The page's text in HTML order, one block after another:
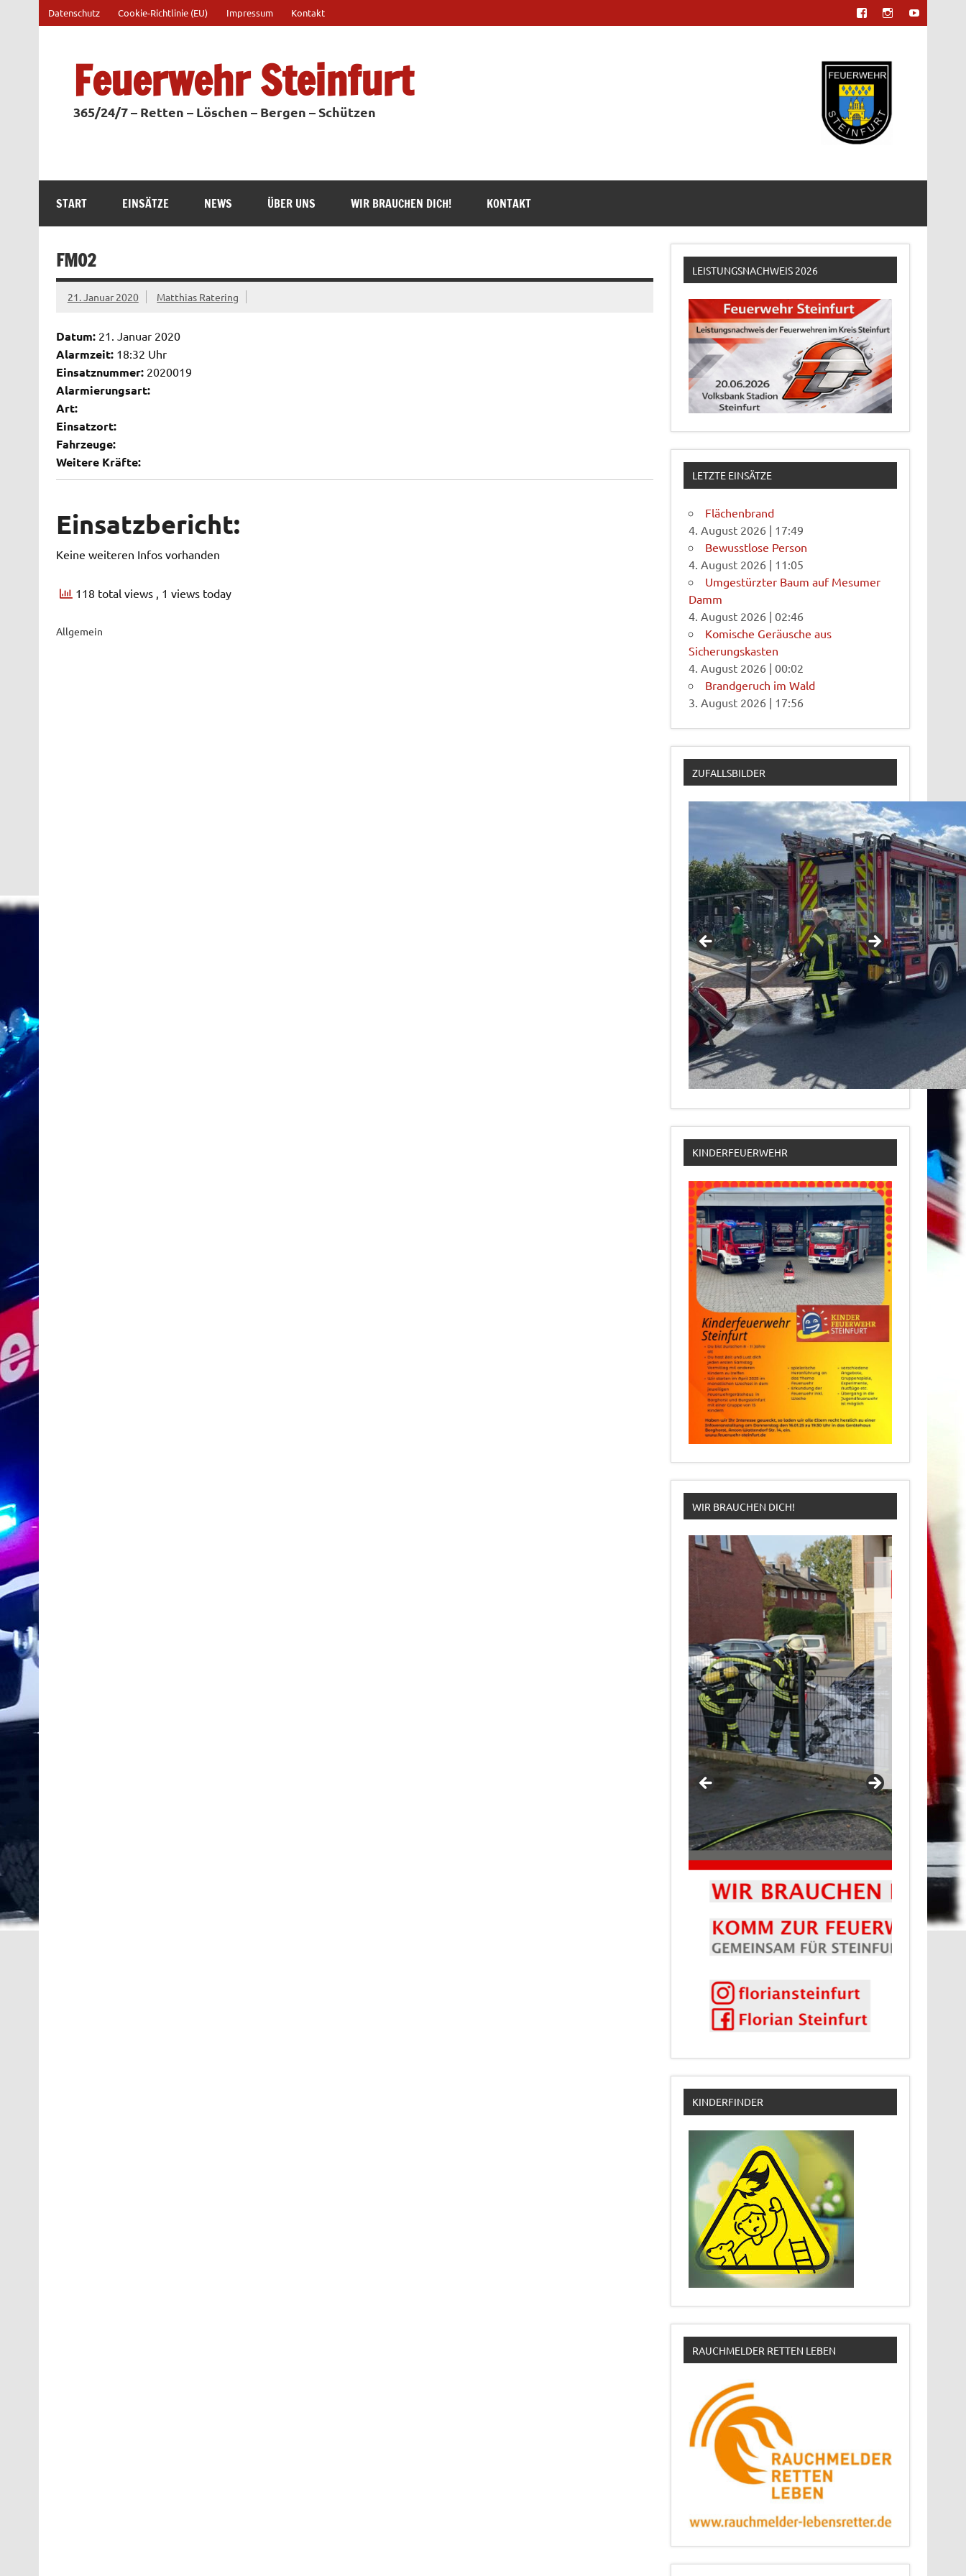
springen
Datenschutz Cookie-Richtlinie (EU) Impressum Kontakt
Feuerwehr Steinfurt
365/24/7 – Retten – Löschen – Bergen – Schützen
START EINSÄTZE NEWS ÜBER UNS WIR BRAUCHEN DICH! KONTAKT
FMO2
21. Januar 2020 Matthias Ratering
Datum:21. Januar 2020
Alarmzeit:18:32 Uhr
Einsatznummer:2020019
Alarmierungsart:
Art:
Einsatzort:
Fahrzeuge:
Weitere Kräfte:
Einsatzbericht:
Keine weiteren Infos vorhanden
118 total views , 1 views today
Allgemein
LEISTUNGSNACHWEIS 2026
LETZTE EINSÄTZE
Flächenbrand
4. August 2026 | 17:49
Bewusstlose Person
4. August 2026 | 11:05
Umgestürzter Baum auf Mesumer
Damm
4. August 2026 |02:46
Komische Geräusche aus
Sicherungskasten
4. August 2026 |00:02
Brandgeruch im Wald
3. August 2026 | 17:56
ZUFALLSBILDER
KINDERFEUERWEHR
WIR BRAUCHEN DICH!
KINDERFINDER
RAUCHMELDER RETTEN LEBEN